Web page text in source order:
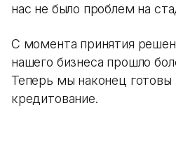
нас не было проблем на
С момента принятия
нашего бизнеса прошло
Теперь мы наконец готовы
кредитование.